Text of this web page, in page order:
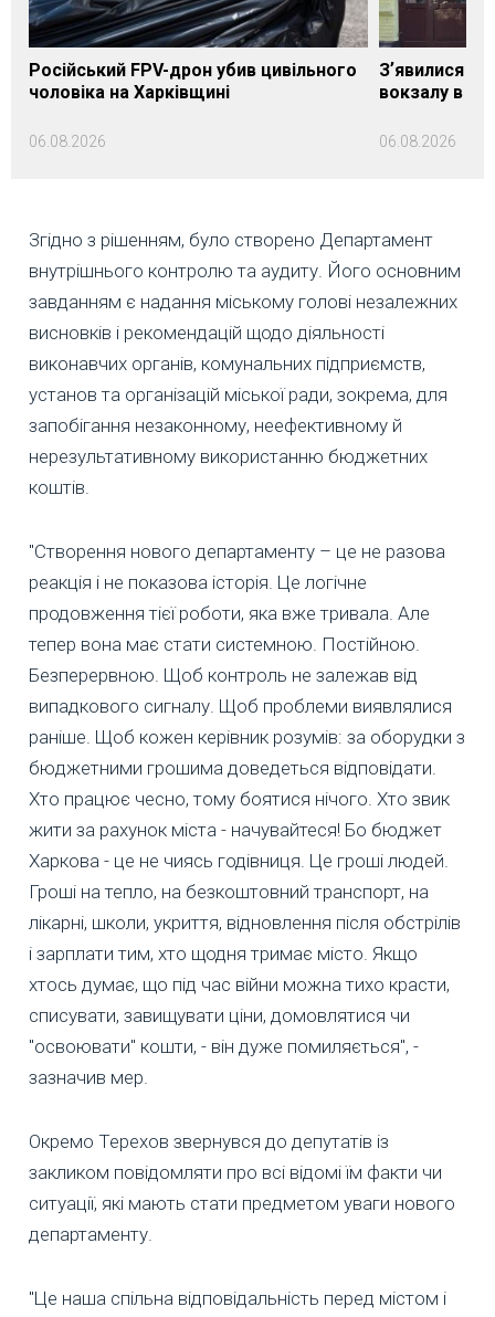
Російський FPV-дрон убив цивільного
чоловіка на Харківщині
06.08.2026
Зʼявилися
вокзалу в
06.08.2026
Згідно з рішенням, було створено Департамент
внутрішнього контролю та аудиту. Його основним
завданням є надання міському голові незалежних
висновків і рекомендацій щодо діяльності
виконавчих органів, комунальних підприємств,
установ та організацій міської ради, зокрема, для
запобігання незаконному, неефективному й
нерезультативному використанню бюджетних
коштів.
"Створення нового департаменту – це не разова
реакція і не показова історія. Це логічне
продовження тієї роботи, яка вже тривала. Але
тепер вона має стати системною. Постійною.
Безперервною. Щоб контроль не залежав від
випадкового сигналу. Щоб проблеми виявлялися
раніше. Щоб кожен керівник розумів: за оборудки з
бюджетними грошима доведеться відповідати.
Хто працює чесно, тому боятися нічого. Хто звик
жити за рахунок міста - начувайтеся! Бо бюджет
Харкова - це не чиясь годівниця. Це гроші людей.
Гроші на тепло, на безкоштовний транспорт, на
лікарні, школи, укриття, відновлення після обстрілів
і зарплати тим, хто щодня тримає місто. Якщо
хтось думає, що під час війни можна тихо красти,
списувати, завищувати ціни, домовлятися чи
"освоювати" кошти, - він дуже помиляється", -
зазначив мер.
Окремо Терехов звернувся до депутатів із
закликом повідомляти про всі відомі їм факти чи
ситуації, які мають стати предметом уваги нового
департаменту.
"Це наша спільна відповідальність перед містом і